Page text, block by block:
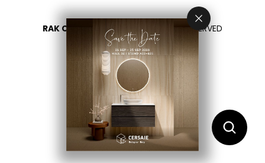
RAK CERAMICS 2026 - ALL RIGHTS RESERVED
PRIVACY
CONTACTEZ NOUS
SÉLECTIONNEZ VOTRE PAYS
FR
EN DE